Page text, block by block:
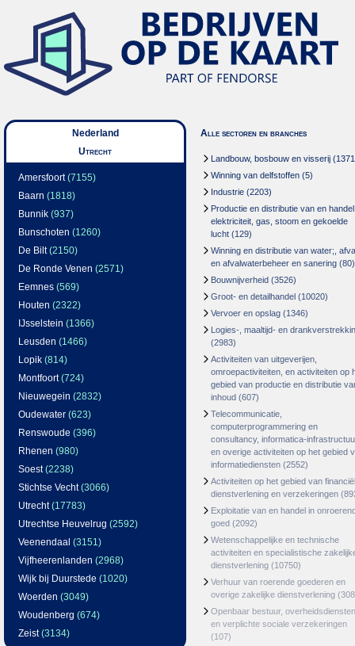
Nederland
Utrecht
Amersfoort(7155)
Baarn (1818)
Bunnik (937)
Bunschoten (1260)
De Bilt(2150)
De Ronde Venen (2571)
Eemnes (569)
Houten (2322)
IJsselstein (1366)
Leusden (1466)
Lopik (814)
Montfoort(724)
Nieuwegein (2832)
Oudewater (623)
Renswoude (396)
Rhenen (980)
Soest(2238)
Stichtse Vecht(3066)
Utrecht(17783)
Utrechtse Heuvelrug (2592)
Veenendaal (3151)
Vijfheerenlanden (2968)
Wijk bij Duurstede (1020)
Woerden (3049)
Woudenberg (674)
Zeist(3134)
Alle sectoren en branches
Landbouw, bosbouw en visserij
Winning van delfstoffen (5)
Industrie (2203)
Productie en distributie van en
elektriciteit, gas, stoom en gekoelde
lucht (129)
Winning en distributie van water;,
en afvalwaterbeheer en sanering (80)
Bouwnijverheid (3526)
Groot- en detailhandel (10020)
Vervoer en opslag (1346)
Logies-, maaltijd- en
(2983)
Activiteiten van uitgeverijen,
omroepactiviteiten, en activiteiten op
gebied van productie en distributie
inhoud (607)
Telecommunicatie,
computerprogrammering en
consultancy, informatica-
en overige activiteiten op het gebied
informatiediensten (2552)
Activiteiten op het gebied van
dienstverlening en verzekeringen
Exploitatie van en handel in
goed (2092)
Wetenschappelijke en technische
activiteiten en specialistische
dienstverlening (10750)
Verhuur van roerende goederen en
overige zakelijke dienstverlening
Openbaar bestuur, overheidsdiensten
en verplichte sociale verzekeringen
(107)